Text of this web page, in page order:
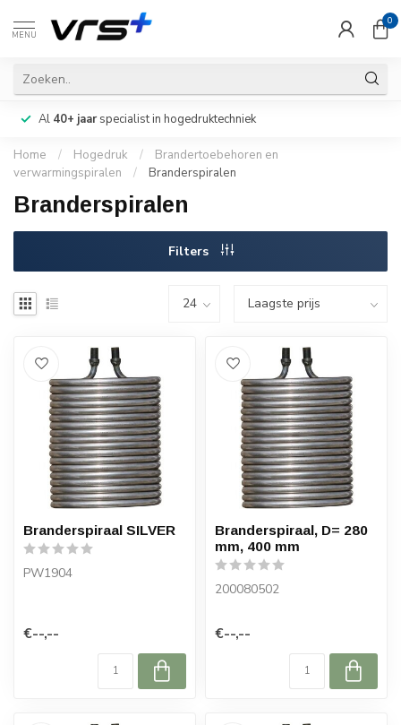
MENU
0
Al 40+ jaarspecialist in hogedruktechniek
Home / Hogedruk /
Brandertoebehoren en
verwarmingspiralen
/ Branderspiralen
Branderspiralen
Filters
Branderspiraal SILVER
PW1904
€--,--
Branderspiraal, D= 280
mm, 400 mm
200080502
€--,--